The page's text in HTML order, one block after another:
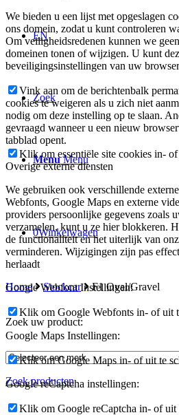
EN
Zoek
Menu Menu
0Winkelwagen
Home Stockcar F1 Oval/Gravel
Zoek uw product:
Zoek producten
We bieden u een lijst met opgeslagen
ons domein, zodat u kunt controleren
Om veiligheidsredenen kunnen we
domeinen tonen of wijzigen. U kunt
beveiligingsinstellingen van uw
Vink aan om de berichtenbalk
cookies te weigeren als u zich niet
nodig om deze instelling op te slaan.
gevraagd wanneer u een nieuw
tabblad opent.
Klik om essentiële site cookies in-
Overige externe diensten
We gebruiken ook verschillende
Webfonts, Google Maps en externe
providers persoonlijke gegevens zoals
verzamelen, kunt u ze hier blokkeren.
de functionaliteit en het uiterlijk van
verminderen. Wijzigingen zijn pas
herlaadt
Google Webfont Instellingen:
Klik om Google Webfonts in- of uit
Google Maps Instellingen:
Klik om Google Maps in- of uit te
Google reCaptcha instellingen:
Klik om Google reCaptcha in- of uit